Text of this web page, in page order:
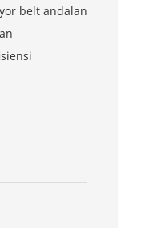
belt andalan